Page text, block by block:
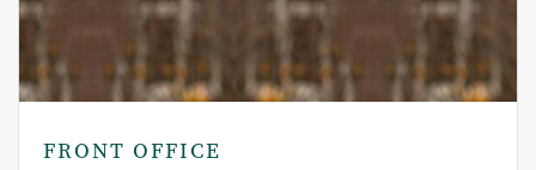
FRONT OFFICE